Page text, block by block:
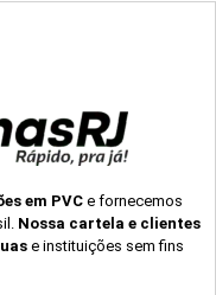
em PVC e fornecemos
Nossa cartela e clientes
e instituições sem fins